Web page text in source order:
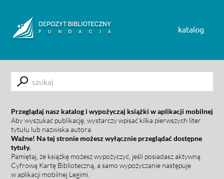
katalog
Submit
Przeglądaj nasz katalog i wypożyczaj książki w aplikacji mobilnej
Aby wyszukać publikację, wystarczy wpisać kilka pierwszych liter
tytułu lub nazwiska autora.
Ważne! Na tej stronie możesz wyłącznie przeglądać dostępne
tytuły.
Pamiętaj, że książkę możesz wypożyczyć, jeśli posiadasz aktywną
Cyfrową Kartę Biblioteczną, a samo wypożyczanie następuje
w aplikacji mobilnej Legimi.